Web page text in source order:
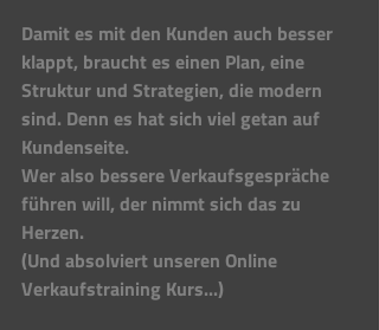
Damit es mit den Kunden auch besser
klappt, braucht es einen Plan, eine
Struktur und Strategien, die modern
sind. Denn es hat sich viel getan auf
Kundenseite.
Wer also bessere Verkaufsgespräche
führen will, der nimmt sich das zu
Herzen.
(Und absolviert unseren Online
Verkaufstraining Kurs...)